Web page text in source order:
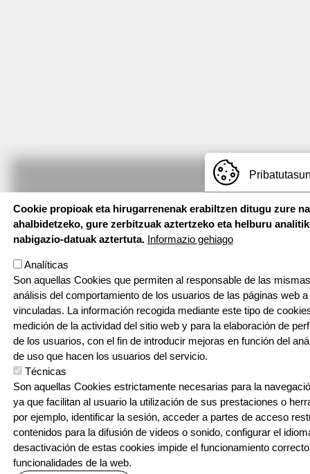
Cookie propioak eta hirugarrenenak erabiltzen ditugu zure
ahalbidetzeko, gure zerbitzuak aztertzeko eta helburu
nabigazio-datuak aztertuta. Informazio gehiago
Analíticas
Son aquellas Cookies que permiten al responsable de las
análisis del comportamiento de los usuarios de las páginas web
vinculadas. La información recogida mediante este tipo de
medición de la actividad del sitio web y para la elaboración de
de los usuarios, con el fin de introducir mejoras en función del
de uso que hacen los usuarios del servicio.
Técnicas
Son aquellas Cookies estrictamente necesarias para la
ya que facilitan al usuario la utilización de sus prestaciones o
por ejemplo, identificar la sesión, acceder a partes de acceso
contenidos para la difusión de videos o sonido, configurar el
desactivación de estas cookies impide el funcionamiento
funcionalidades de la web.